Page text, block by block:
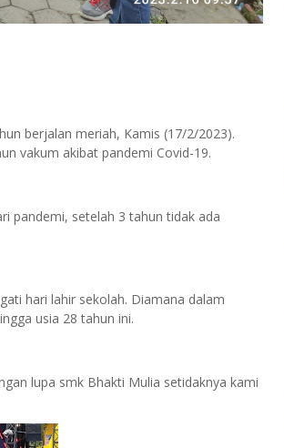
berjalan meriah, Kamis (17/2/2023).
vakum akibat pandemi Covid-19.
pandemi, setelah 3 tahun tidak ada
hari lahir sekolah. Diamana dalam
usia 28 tahun ini.
lupa smk Bhakti Mulia setidaknya kami